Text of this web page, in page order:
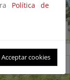
Política de
Acceptar cookies